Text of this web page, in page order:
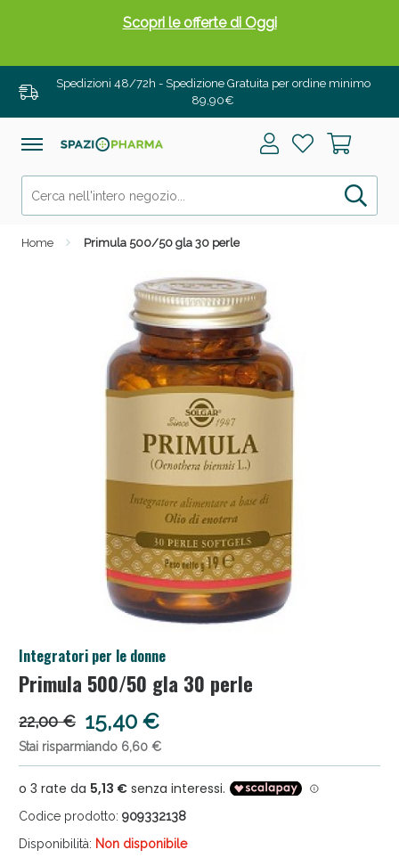
Spedizioni 48/72h - Spedizione Gratuita per ordine minimo
89,90€
Home Primula 500/50 gla 30 perle
Integratori per le donne
Primula 500/50 gla 30 perle
22,00 € 15,40 €
Stai risparmiando 6,60 €
Codice prodotto: 909332138
Disponibilità: Non disponibile
Scopri le offerte di Oggi
Drenanti e Pancia Piatta: Sconti fino al 55% validi
solo per OGGI!
Salini e Multivitaminici: oggi Sconto extra fino al